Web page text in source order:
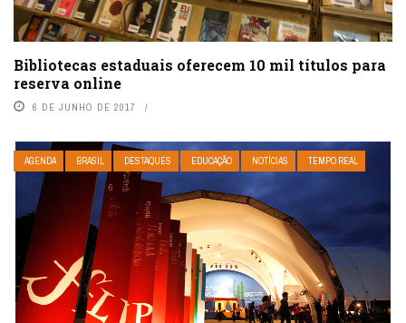
Bibliotecas estaduais oferecem 10 mil títulos para
reserva online
6 DE JUNHO DE 2017
AGENDA BRASIL DESTAQUES EDUCAÇÃO NOTÍCIAS TEMPO REAL